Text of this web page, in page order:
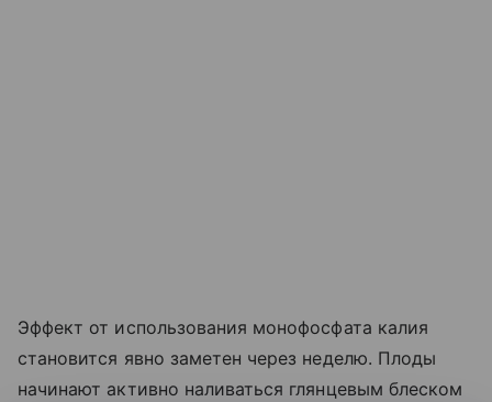
Эффект от использования монофосфата калия
становится явно заметен через неделю. Плоды
начинают активно наливаться глянцевым блеском